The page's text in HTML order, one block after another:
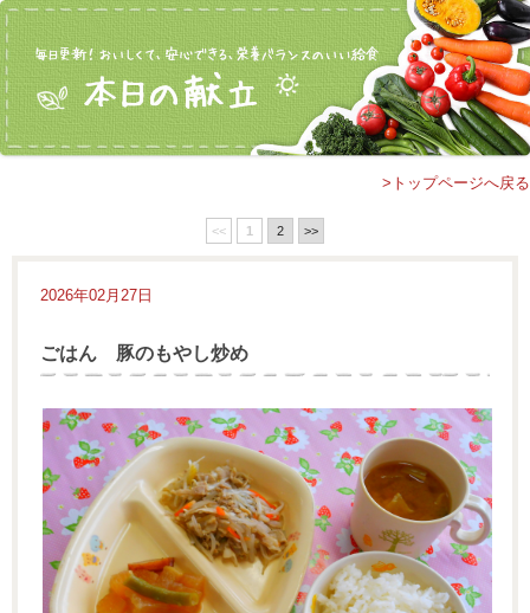
>トップページへ戻る
<< 1 2 >>
2026年02月27日
ごはん 豚のもやし炒め